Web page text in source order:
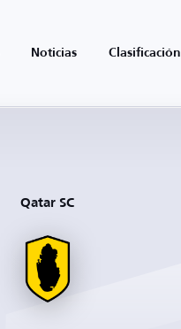
Noticias Clasificación
Qatar SC